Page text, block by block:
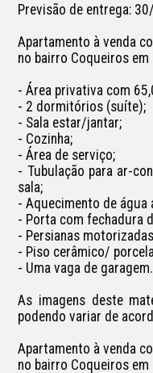
Previsão de entrega:
Apartamento à venda
no bairro Coqueiros
- Área privativa com
- 2 dormitórios (suíte);
- Sala estar/jantar;
- Cozinha;
- Área de serviço;
- Tubulação para ar-
sala;
- Aquecimento de água
- Porta com fechadura
- Persianas
- Piso cerâmico/
- Uma vaga de garagem.
As imagens deste
podendo variar de
Apartamento à venda
no bairro Coqueiros